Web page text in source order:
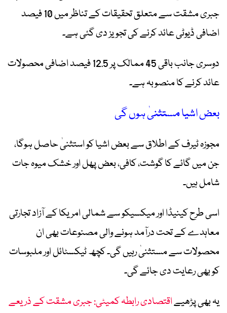
جبری مشقت سے متعلق تحقیقات کے تناظر میں 10 فیصد
اضافی ڈیوٹی عائد کرنے کی تجویز دی گئی ہے۔
دوسری جانب باقی 45 ممالک پر 12.5 فیصد اضافی محصولات
عائد کرنے کا منصوبہ ہے۔
بعض اشیا مستثنیٰ ہوں گی
مجوزہ ٹیرف کے اطلاق سے بعض اشیا کو استثنیٰ حاصل ہوگا،
جن میں گائے کا گوشت، کافی، بعض پھل اور خشک میوہ جات
شامل ہیں۔
اسی طرح کینیڈا اور میکسیکو سے شمالی امریکا کے آزاد تجارتی
معاہدے کے تحت درآمد ہونے والی مصنوعات بھی ان
محصولات سے مستثنیٰ رہیں گی۔ کچھ ٹیکسٹائل اور ملبوسات
کو بھی رعایت دی جائے گی۔
یہ بھی پڑھیےاقتصادی رابطہ کمیٹی: جبری مشقت کے ذریعے